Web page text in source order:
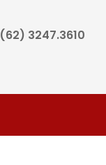
(62) 3247.3610